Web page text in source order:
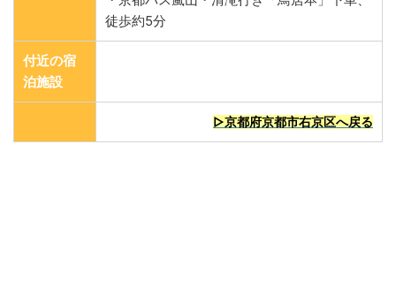
徒歩約5分
付近の宿
泊施設
▷京都府京都市右京区へ戻る